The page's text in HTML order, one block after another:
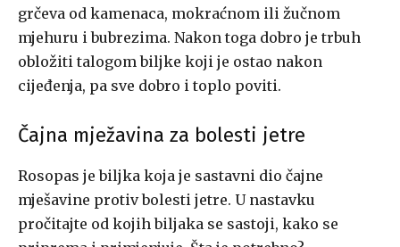
grčeva od kamenaca, mokraćnom ili žučnom
mjehuru i bubrezima. Nakon toga dobro je trbuh
obložiti talogom biljke koji je ostao nakon
cijeđenja, pa sve dobro i toplo poviti.
Čajna mježavina za bolesti jetre
Rosopas je biljka koja je sastavni dio čajne
mješavine protiv bolesti jetre. U nastavku
pročitajte od kojih biljaka se sastoji, kako se